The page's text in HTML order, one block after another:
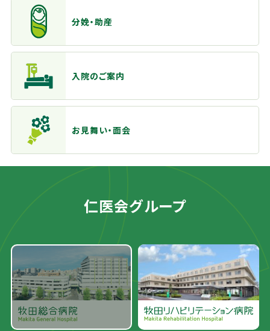
分娩・助産
入院のご案内
お見舞い・面会
仁医会グループ